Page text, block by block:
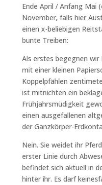
Ende April / Anfang Mai
November, falls hier
einen x-beliebigen
bunte Treiben:
Als erstes begegnen
mit einer kleinen
Koppelpfählen
ist mitnichten ein
Frühjahrsmüdigkeit
einen ausgefallenen
der Ganzkörper-
Nein. Sie weidet ihr
erster Linie durch
befindet sich aktuell in
hinter ihr. Es darf